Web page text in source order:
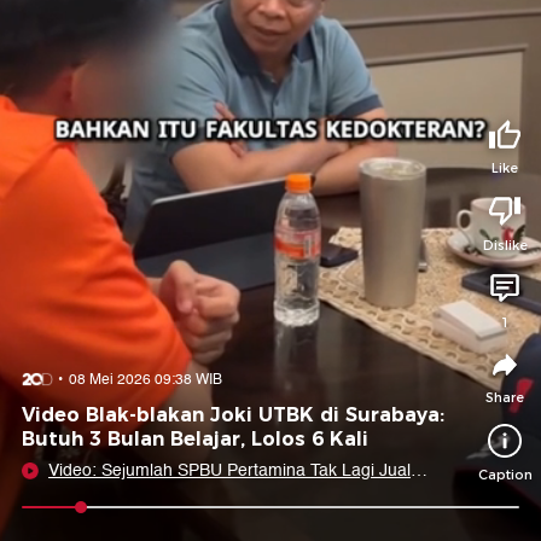
Like
Dislike
1
Share
Caption
08 Mei 2026 09:38 WIB
Video Blak-blakan Joki UTBK di Surabaya:
Butuh 3 Bulan Belajar, Lolos 6 Kali
Video: Sejumlah SPBU Pertamina Tak Lagi Jual
0:11
Share to
Facebook X Whatsapp Telegram
Copy Link
Suka video ini?
Login untuk menyampaikan pendapat.
Masuk
Tidak suka video ini?
Login untuk menyampaikan pendapat.
Masuk